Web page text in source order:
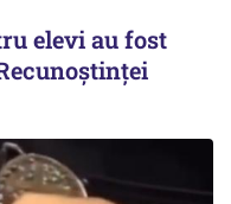
elevi au fost